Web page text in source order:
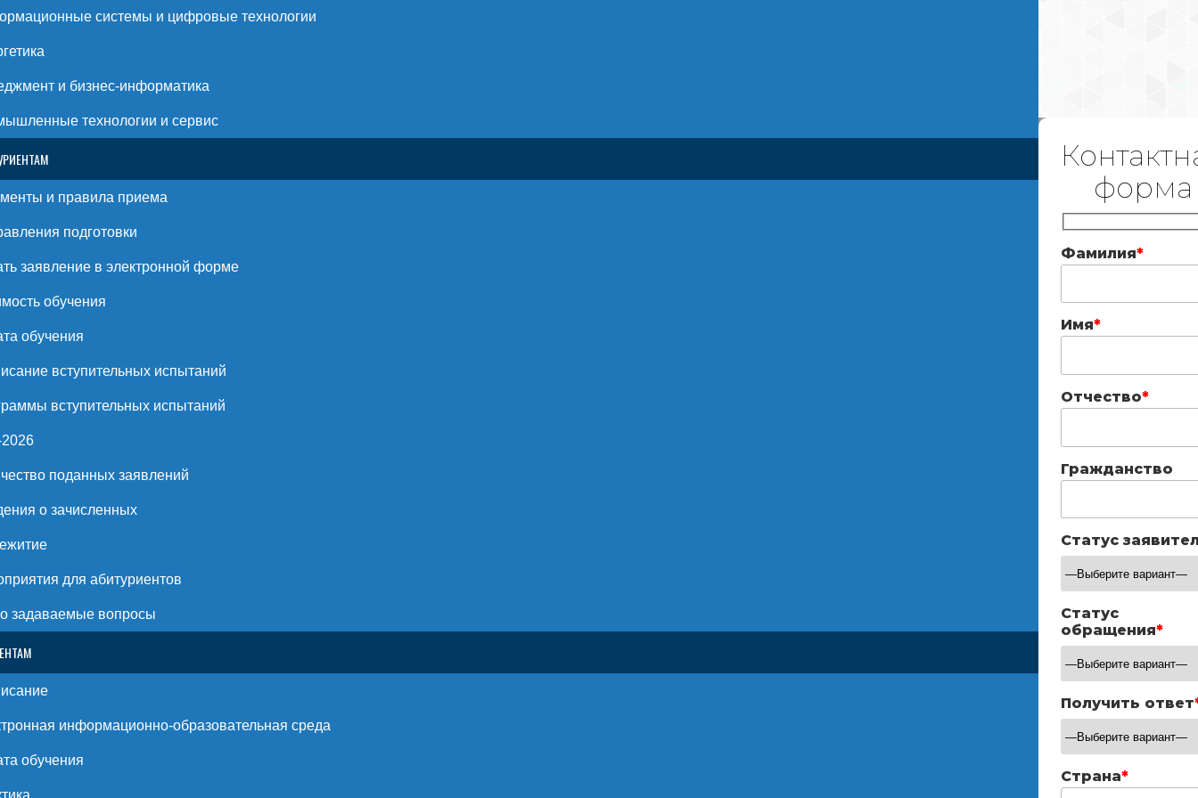
системы и цифровые технологии
и бизнес-информатика
технологии и сервис
и правила приема
подготовки
заявление в электронной форме
обучения
обучения
вступительных испытаний
вступительных испытаний
поданных заявлений
о зачисленных
для абитуриентов
задаваемые вопросы
информационно-образовательная среда
обучения
форма
Фамилия*
Имя*
Отчество*
Гражданство
Статус
Статус
обращения*
Получить ответ
Страна*